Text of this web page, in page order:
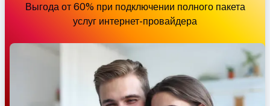
Выгода от 60% при подключении полного пакета
услуг интернет-провайдера